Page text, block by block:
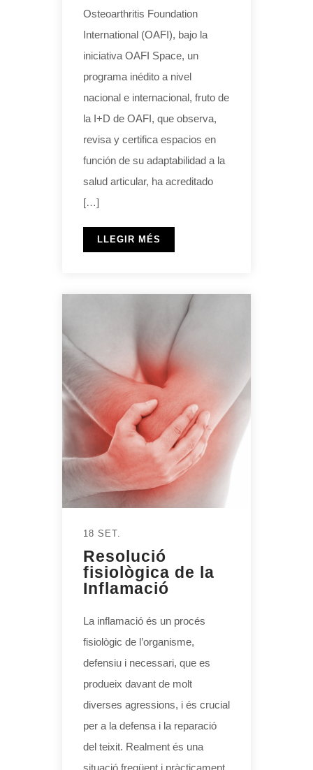
Osteoarthritis Foundation
International (OAFI), bajo la
iniciativa OAFI Space, un
programa inédito a nivel
nacional e internacional, fruto de
la I+D de OAFI, que observa,
revisa y certifica espacios en
función de su adaptabilidad a la
salud articular, ha acreditado
[…]
LLEGIR MÉS
18 SET.
Resolució
fisiològica de la
Inflamació
La inflamació és un procés
fisiològic de l’organisme,
defensiu i necessari, que es
produeix davant de molt
diverses agressions, i és crucial
per a la defensa i la reparació
del teixit. Realment és una